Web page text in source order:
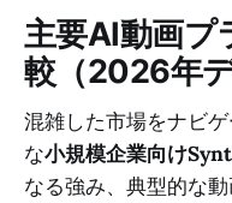
主要AI動画プ
較（2026年デ
混雑した市場をナビ
な小規模企業向け
なる強み、典型的な